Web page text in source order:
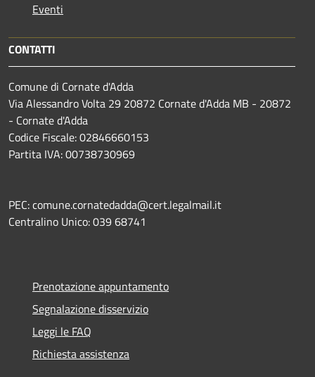
Eventi
CONTATTI
Comune di Cornate d'Adda
Via Alessandro Volta 29 20872 Cornate d'Adda MB - 20872
- Cornate d'Adda
Codice Fiscale: 02846660153
Partita IVA: 00738730969
PEC: comune.cornatedadda@cert.legalmail.it
Centralino Unico: 039 68741
Prenotazione appuntamento
Segnalazione disservizio
Leggi le FAQ
Richiesta assistenza